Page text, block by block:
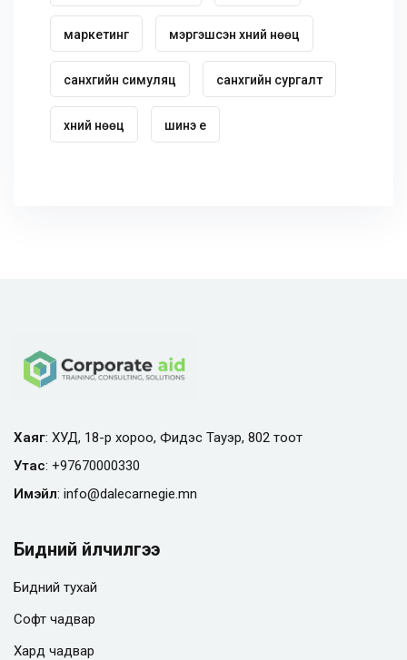
маркетинг мэргэшсэн хүний нөөц
санхүүгийн симуляц санхүүгийн сургалт
хүний нөөц шинэ үе
Хаяг: ХУД, 18-р хороо, Фидэс Тауэр, 802 тоот
Утас: +97670000330
Имэйл: info@dalecarnegie.mn
Бидний үйлчилгээ
Бидний тухай
Софт чадвар
Хард чадвар